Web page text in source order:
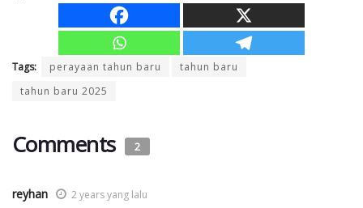
Tags: perayaan tahun baru
tahun baru
tahun baru 2025
Comments 2
reyhan 2 years yang lalu